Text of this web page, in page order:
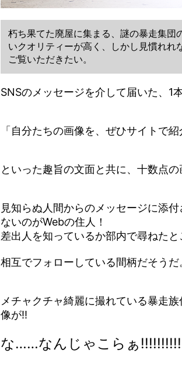
朽ち果てた廃屋に集まる、謎の暴走集団
いクオリティーが高く、しかし見慣れ
ご覧いただきたい。
SNSのメッセージを介して届いた、1
「自分たちの画像を、ぜひサイトで紹
といった趣旨の文面と共に、十数点の
見知らぬ人間からのメッセージに添
ないのがWebの住人！
差出人を知っているか部内で尋ねたと
相互でフォローしている間柄だそう
メチャクチャ綺麗に撮れている暴走
像が!!
な……なんじゃこらぁ